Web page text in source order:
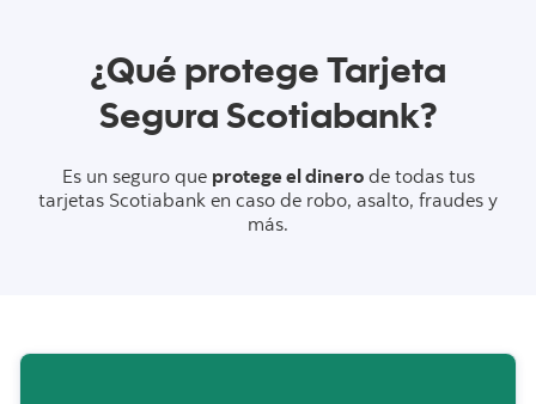
¿Qué protege Tarjeta
Segura Scotiabank?
Es un seguro que protege el dinerode todas tus
tarjetas Scotiabank en caso de robo, asalto, fraudes y
más.